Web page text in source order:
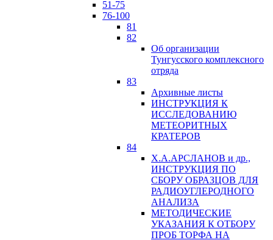
51-75
76-100
81
82
Об организации
Тунгусского комплексного
отряда
83
Архивные листы
ИНСТРУКЦИЯ К
ИССЛЕДОВАНИЮ
МЕТЕОРИТНЫХ
КРАТЕРОВ
84
Х.А.АРСЛАНОВ и др.,
ИНСТРУКЦИЯ ПО
СБОРУ ОБРАЗЦОВ ДЛЯ
РАДИОУГЛЕРОДНОГО
АНАЛИЗА
МЕТОДИЧЕСКИЕ
УКАЗАНИЯ К ОТБОРУ
ПРОБ ТОРФА НА